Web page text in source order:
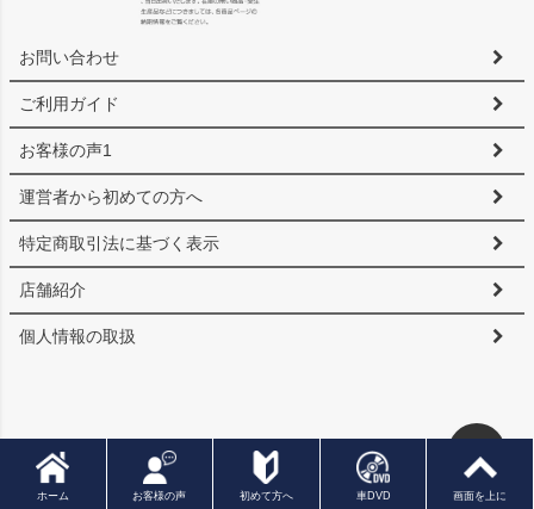
お問い合わせ
ご利用ガイド
お客様の声1
運営者から初めての方へ
特定商取引法に基づく表示
店舗紹介
個人情報の取扱
ホーム お客様の声 初めて方へ 車DVD 画面を上に
▲